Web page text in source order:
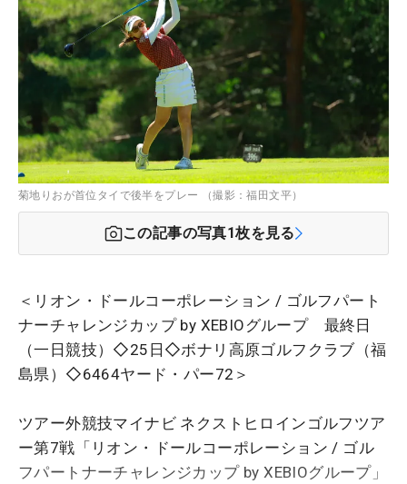
菊地りおが首位タイで後半をプレー （撮影：福田文平）
この記事の写真1枚を見る
＜リオン・ドールコーポレーション / ゴルフパート
ナーチャレンジカップ by XEBIOグループ 最終日
（一日競技）◇25日◇ボナリ高原ゴルフクラブ（福
島県）◇6464ヤード・パー72＞
ツアー外競技マイナビ ネクストヒロインゴルフツア
ー第7戦「リオン・ドールコーポレーション / ゴル
フパートナーチャレンジカップ by XEBIOグループ」